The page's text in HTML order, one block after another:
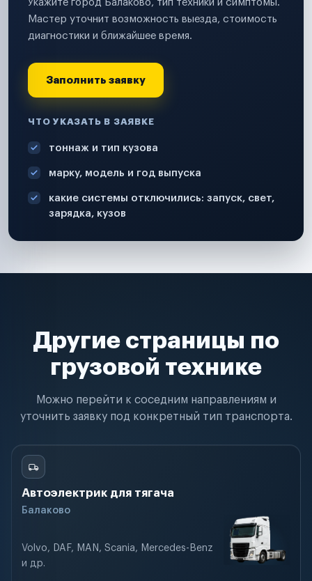
Укажите город Балаково, тип техники и симптомы.
Мастер уточнит возможность выезда, стоимость
диагностики и ближайшее время.
Заполнить заявку
ЧТО УКАЗАТЬ В ЗАЯВКЕ
тоннаж и тип кузова
марку, модель и год выпуска
какие системы отключились: запуск, свет,
зарядка, кузов
Другие страницы по
грузовой технике
Можно перейти к соседним направлениям и
уточнить заявку под конкретный тип транспорта.
Автоэлектрик для тягача
Балаково
Volvo, DAF, MAN, Scania, Mercedes-Benz
и др.